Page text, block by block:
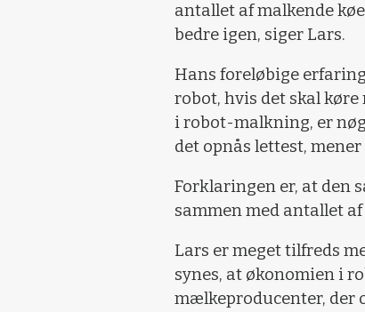
antallet af malkende
bedre igen, siger Lars.
Hans foreløbige
robot, hvis det skal
i robot-malkning, er
det opnås lettest,
Forklaringen er, at den
sammen med antallet
Lars er meget tilfreds
synes, at økonomien i
mælkeproducenter, der